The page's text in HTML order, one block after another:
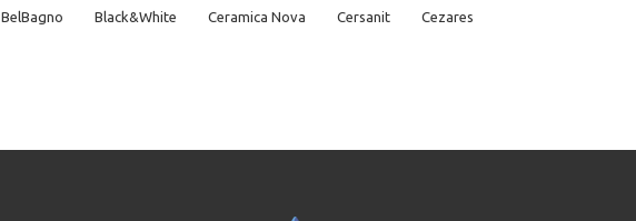
BelBagno Black&White Ceramica Nova Cersanit Cezares